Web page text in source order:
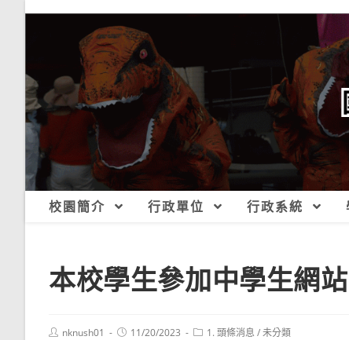
校園簡介 行政單位 行政系統
本校學生參加中學生網
Postnknush01
Post11/20/2023
Post1. 頭條消息 /未分類